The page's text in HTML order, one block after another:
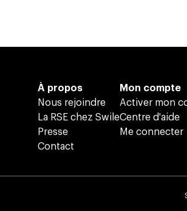
À propos
Nous rejoindre
La RSE chez Swile
Presse
Contact
Mon compte
Activer mon
Centre d'aide
Me connecter